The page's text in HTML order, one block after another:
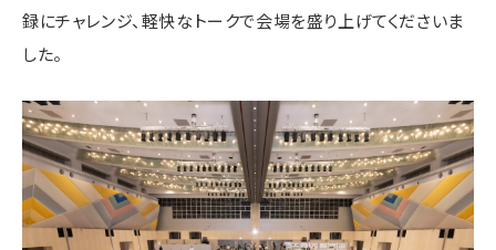
録にチャレンジ、軽快なトークで会場を盛り上げてくださいま
した。